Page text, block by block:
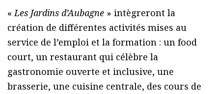
« Les Jardins d’Aubagne » intègreront la
création de différentes activités mises au
service de l’emploi et la formation : un food
court, un restaurant qui célèbre la
gastronomie ouverte et inclusive, une
brasserie, une cuisine centrale, des cours de